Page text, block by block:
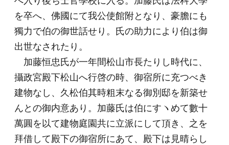
を卒へ、佛國にて我公使館附となり、豪膽にも
獨力で伯の御世話せり。氏の助力により伯は御
出世なされたり。
加藤恒忠氏が一年間松山市長たりし時代に、
攝政宮殿下松山へ行啓の時、御宿所に充つべき
建物なし、久松伯其時粗末なる御別邸を新築せ
んとの御内意あり。加藤氏は伯にすヽめて數十
萬圓を以て建物庭園共に立派にして頂き、之を
拜借して殿下の御宿所にあて、殿下は見晴らし